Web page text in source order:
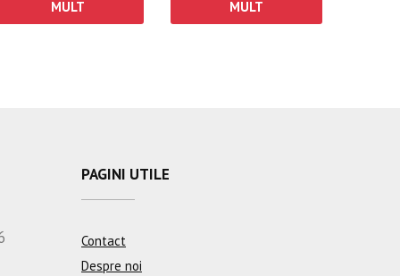
MULT
MULT
PAGINI UTILE
Contact
Despre noi